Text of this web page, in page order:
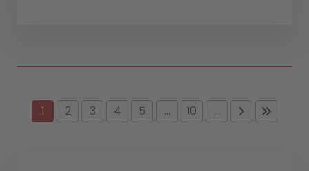
1 2 3 4 5 ... 10 ...